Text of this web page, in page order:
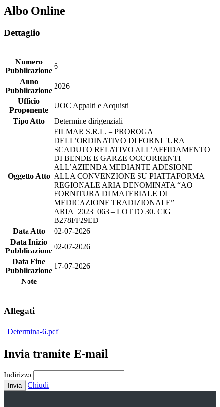
Albo Online
Dettaglio
Numero
Pubblicazione
6
Anno
Pubblicazione
2026
Ufficio
Proponente
UOC Appalti e Acquisti
Tipo Atto
Determine dirigenziali
Oggetto Atto
FILMAR S.R.L. – PROROGA
DELL’ORDINATIVO DI FORNITURA
SCADUTO RELATIVO ALL’AFFIDAMENTO
DI BENDE E GARZE OCCORRENTI
ALL’AZIENDA MEDIANTE ADESIONE
ALLA CONVENZIONE SU PIATTAFORMA
REGIONALE ARIA DENOMINATA “AQ
FORNITURA DI MATERIALE DI
MEDICAZIONE TRADIZIONALE”
ARIA_2023_063 – LOTTO 30. CIG
B278FF29ED
Data Atto
02-07-2026
Data Inizio
Pubblicazione
02-07-2026
Data Fine
Pubblicazione
17-07-2026
Note
Allegati
Determina-6.pdf
Invia tramite E-mail
Indirizzo
Invia Chiudi